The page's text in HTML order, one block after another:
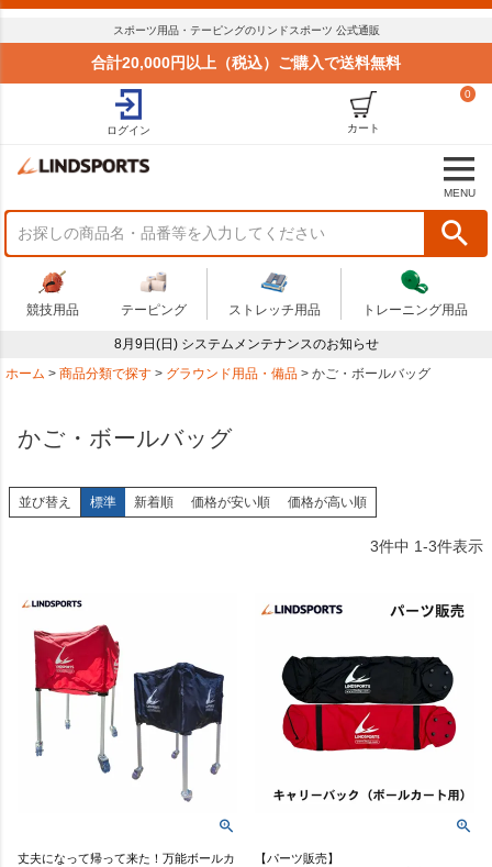
スポーツ用品・テーピングのリンドスポーツ 公式通販
合計20,000円以上（税込）ご購入で送料無料
ログイン
0
カート
MENU
競技用品 テーピング ストレッチ用品 トレーニング用品
8月9日(日) システムメンテナンスのお知らせ
ホーム
商品分類で探す グラウンド用品・備品 かご・ボールバッグ
かご・ボールバッグ
並び替え 標準 新着順 価格が安い順 価格が高い順
3件中 1-3件表示
丈夫になって帰って来た！万能ボールカ
【パーツ販売】